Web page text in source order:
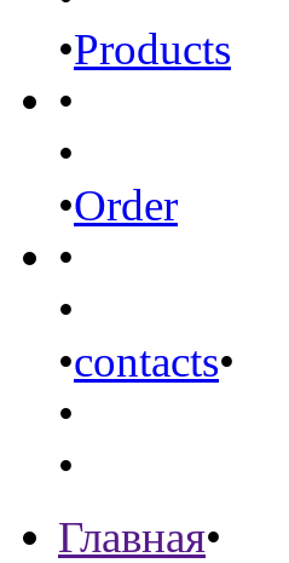
•Products
•
•
•Order
•
•
•contacts•
•
•
Главная•